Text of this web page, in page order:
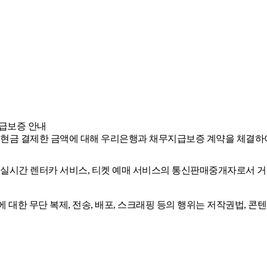
보증 안내
금 결제한 금액에 대해 우리은행과 채무지급보증 계약을 체결
시간 렌터카 서비스, 티켓 예매 서비스의 통신판매중개자로서
한 무단 복제, 전송, 배포, 스크래핑 등의 행위는 저작권법, 콘